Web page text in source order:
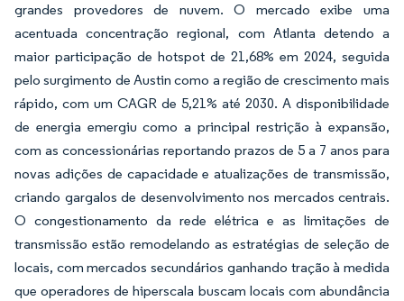
grandes provedores de nuvem. O mercado exibe uma
acentuada concentração regional, com Atlanta detendo a
maior participação de hotspot de 21,68% em 2024, seguida
pelo surgimento de Austin como a região de crescimento mais
rápido, com um CAGR de 5,21% até 2030. A disponibilidade
de energia emergiu como a principal restrição à expansão,
com as concessionárias reportando prazos de 5 a 7 anos para
novas adições de capacidade e atualizações de transmissão,
criando gargalos de desenvolvimento nos mercados centrais.
O congestionamento da rede elétrica e as limitações de
transmissão estão remodelando as estratégias de seleção de
locais, com mercados secundários ganhando tração à medida
que operadores de hiperscala buscam locais com abundância